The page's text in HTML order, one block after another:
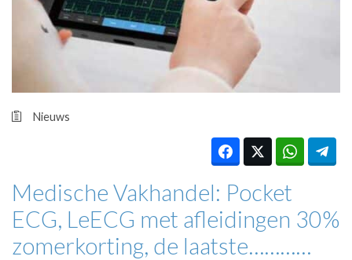
PRAKTIJKZAKEN
TARIEVEN
VPHUISARTSEN
MEDISCHE VAKHANDEL
Nieuws
Medische Vakhandel: Pocket
ECG, LeECG met afleidingen 30%
zomerkorting, de laatste…………